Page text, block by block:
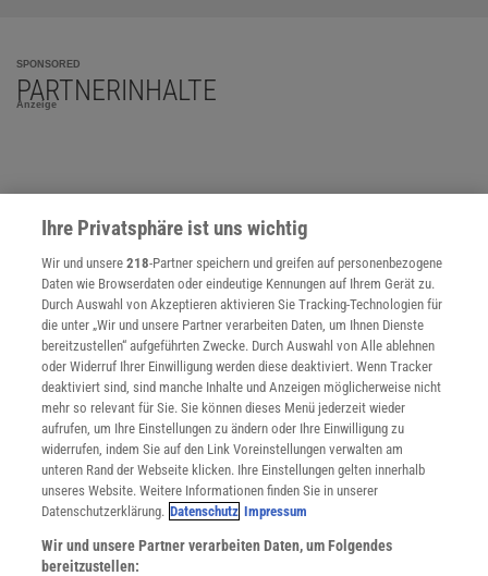
SPONSORED
PARTNERINHALTE
Anzeige
NACH OBEN
Für Sie im Spektrum-Shop und am Kiosk:
Ihre Privatsphäre ist uns wichtig
Wir und unsere218-Partner speichern und greifen auf personenbezogene
Daten wie Browserdaten oder eindeutige Kennungen auf Ihrem Gerät zu.
Durch Auswahl von Akzeptieren aktivieren Sie Tracking-Technologien für
die unter „Wir und unsere Partner verarbeiten Daten, um Ihnen Dienste
bereitzustellen“ aufgeführten Zwecke. Durch Auswahl von Alle ablehnen
oder Widerruf Ihrer Einwilligung werden diese deaktiviert. Wenn Tracker
deaktiviert sind, sind manche Inhalte und Anzeigen möglicherweise nicht
mehr so relevant für Sie. Sie können dieses Menü jederzeit wieder
aufrufen, um Ihre Einstellungen zu ändern oder Ihre Einwilligung zu
widerrufen, indem Sie auf den Link Voreinstellungen verwalten am
unteren Rand der Webseite klicken. Ihre Einstellungen gelten innerhalb
unseres Website. Weitere Informationen finden Sie in unserer
Datenschutzerklärung. Datenschutz Impressum
Wir und unsere Partner verarbeiten Daten, um Folgendes
bereitzustellen: